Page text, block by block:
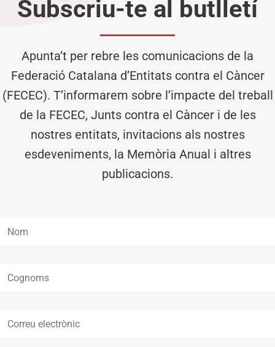
Subscriu-te al butlletí
Apunta’t per rebre les comunicacions de la
Federació Catalana d’Entitats contra el Càncer
(FECEC). T’informarem sobre l’impacte del treball
de la FECEC, Junts contra el Càncer i de les
nostres entitats, invitacions als nostres
esdeveniments, la Memòria Anual i altres
publicacions.